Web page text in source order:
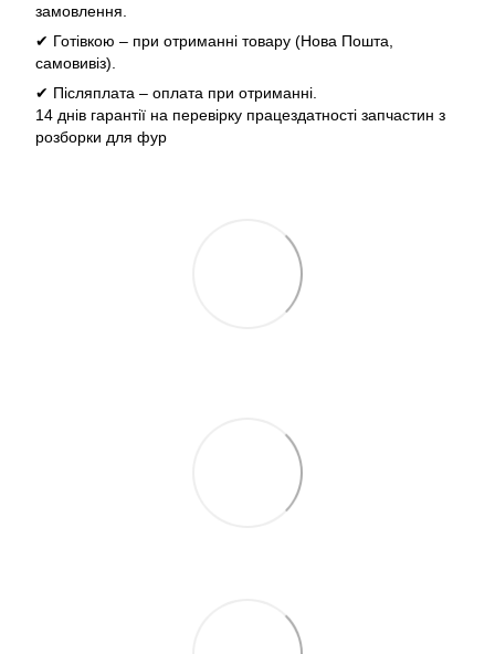
замовлення.
✔ Готівкою – при отриманні товару (Нова Пошта,
самовивіз).
✔ Післяплата – оплата при отриманні.
14 днів гарантії на перевірку працездатності запчастин з
розборки для фур